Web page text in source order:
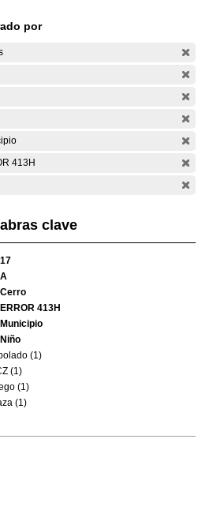
por
413H
clave
17
A
Cerro
ERROR 413H
Municipio
Niño
(1)
(1)
(1)
(1)